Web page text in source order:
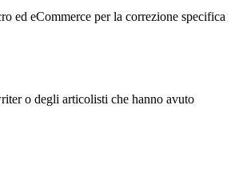
ed eCommerce per la correzione specifica
o degli articolisti che hanno avuto